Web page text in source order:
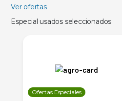
Ver ofertas
Especial usados seleccionados
Ofertas Especiales